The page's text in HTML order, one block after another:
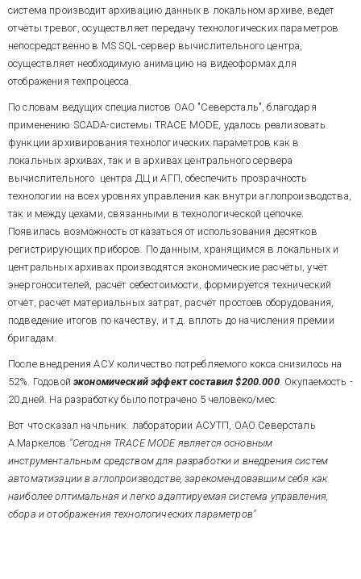
система производит архивацию данных в локальном архиве, ведет
отчёты тревог, осуществляет передачу технологических параметров
непосредственно в MS SQL-сервер вычислительного центра,
осуществляет необходимую анимацию на видеоформах для
отображения техпроцесса.
По словам ведущих специалистов ОАО "Северсталь", благодаря
применению SCADA-системы TRACE MODE, удалось реализовать
функции архивирования технологических параметров как в
локальных архивах, так и в архивах центрального сервера
вычислительного центра ДЦ и АГП, обеспечить прозрачность
технологии на всех уровнях управления как внутри аглопроизводства,
так и между цехами, связанными в технологической цепочке.
Появилась возможность отказаться от использования десятков
регистрирующих приборов. По данным, хранящимся в локальных и
центральных архивах производятся экономические расчёты, учёт
энергоносителей, расчёт себестоимости, формируется технический
отчёт, расчёт материальных затрат, расчёт простоев оборудования,
подведение итогов по качеству, и т.д. вплоть до начисления премии
бригадам.
После внедрения АСУ количество потребляемого кокса снизилось на
52%. Годовой экономический эффект составил $200.000. Окупаемость -
20 дней. На разработку было потрачено 5 человеко/мес.
Вот что сказал начльник. лаборатории АСУТП, ОАО Северсталь
А.Маркелов:"Сегодня TRACE MODE является основным
инструментальным средством для разработки и внедрения систем
автоматизации в аглопроизводстве, зарекомендовавшим себя как
наиболее оптимальная и легко адаптируемая система управления,
сбора и отображения технологических параметров"